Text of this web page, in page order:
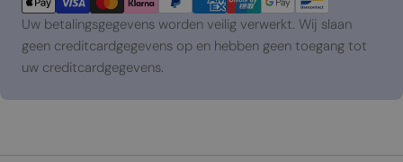
Uw betalingsgegevens worden veilig verwerkt. Wij slaan
geen creditcardgegevens op en hebben geen toegang tot
uw creditcardgegevens.